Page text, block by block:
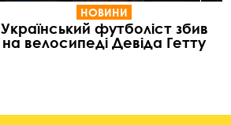
НОВИНИ
Український футболіст збив
на велосипеді Девіда Гетту